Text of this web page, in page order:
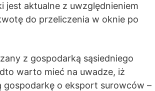
jest aktualne z uwzględnieniem
do przeliczenia w oknie po
z gospodarką sąsiedniego
warto mieć na uwadze, iż
gospodarkę o eksport surowców –